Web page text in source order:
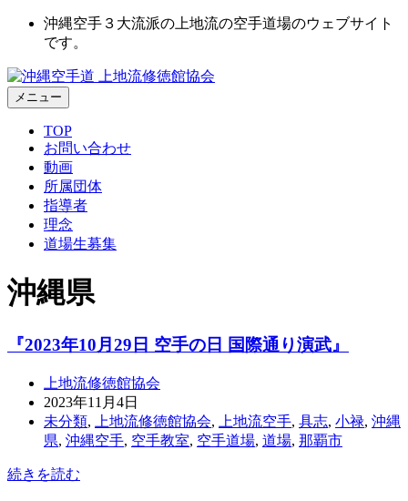
沖縄空手３大流派の上地流の空手道場のウェブサイト
です。
メニュー
TOP
お問い合わせ
動画
所属団体
指導者
理念
道場生募集
沖縄県
『2023年10月29日 空手の日 国際通り演武』
上地流修徳館協会
2023年11月4日
未分類, 上地流修徳館協会, 上地流空手, 具志, 小禄, 沖縄
県, 沖縄空手, 空手教室, 空手道場, 道場, 那覇市
続きを読む